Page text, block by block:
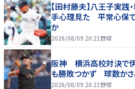
【田村藤夫】八王子実践
手心理見た 平常心保
か
2026/08/09 20:21 野球
阪神 横浜高校対決で
も勝敗つかず 球数かさ
2026/08/09 20:21 野球